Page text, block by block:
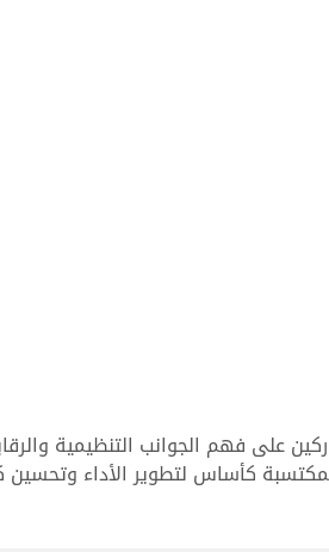
على فهم الجوانب التنظيمية
كأساس لتطوير الأداء